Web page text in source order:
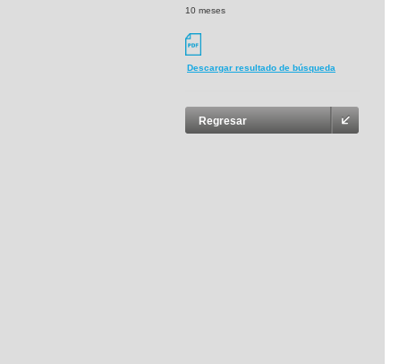
10 meses
Descargar resultado de búsqueda
Regresar